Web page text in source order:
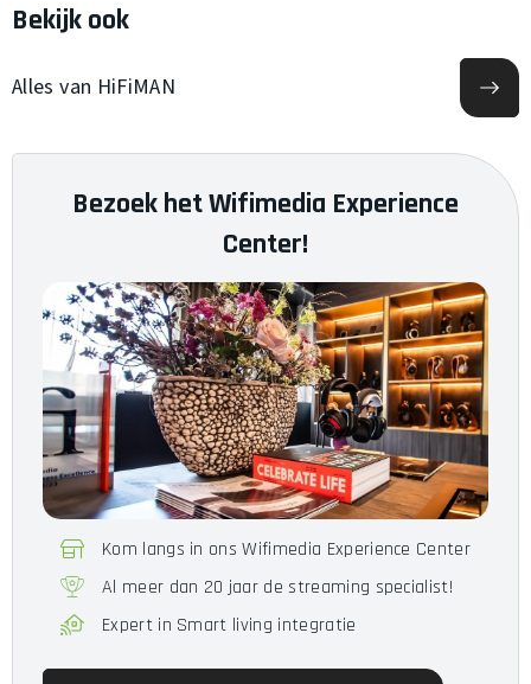
Bediening
Gewicht 372g
Omvang van de levering 3.5mm > 6.35mm Adapter
Bekijk ook
Alles van HiFiMAN
Bezoek het Wifimedia Experience
Center!
Kom langs in ons Wifimedia Experience Center
Al meer dan 20 jaar de streaming specialist!
Expert in Smart living integratie